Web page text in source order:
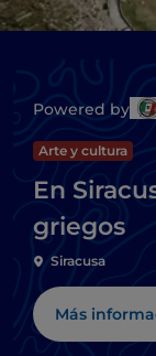
Powered by
Arte y cultura
En
griegos
Siracusa
Más